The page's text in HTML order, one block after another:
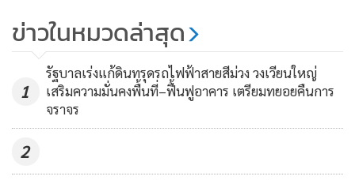
77
รองนายกฯ สั่ง กอนช.เร่งรัด 9
มาตรการรับมือภัยแล้ง ย้ำน้ำอุปโภค
บริโภคและภาคเกษตรต้องเพียงพอ
ข่าวในหมวดล่าสุด
1
รัฐบาลเร่งแก้ดินทรุดรถไฟฟ้าสายสีม่วง วงเวียนใหญ่
เสริมความมั่นคงพื้นที่–ฟื้นฟูอาคาร เตรียมทยอยคืนการ
จราจร
2